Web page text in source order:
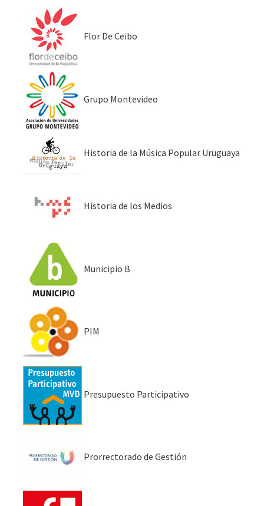
Flor De Ceibo
Grupo Montevideo
Historia de la Música Popular Uruguaya
Historia de los Medios
Municipio B
PIM
Presupuesto Participativo
Prorrectorado de Gestión